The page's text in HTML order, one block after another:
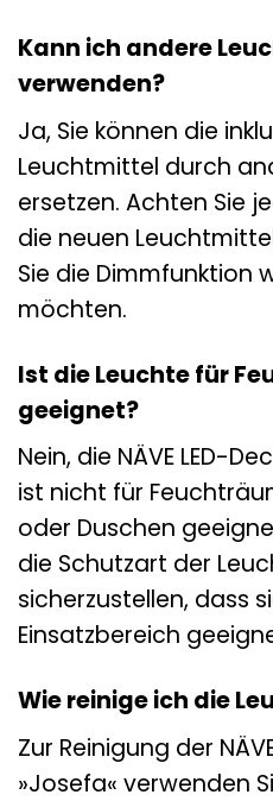
Kann ich andere
verwenden?
Ja, Sie können die
Leuchtmittel durch
ersetzen. Achten Sie
die neuen
Sie die Dimmfunktion
möchten.
Ist die Leuchte für
geeignet?
Nein, die NÄVE LED-
ist nicht für
oder Duschen
die Schutzart der
sicherzustellen, dass
Einsatzbereich
Wie reinige ich die
Zur Reinigung der
»Josefa« verwenden